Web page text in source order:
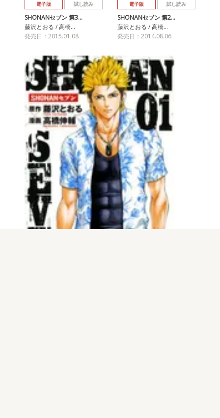
電子版 試し読み
SHONANセブン 第3…
藤沢とおる / 高橋…
発売日：2015.01.08
電子版 試し読み
SHONANセブン 第2…
藤沢とおる / 高橋…
発売日：2014.08.06